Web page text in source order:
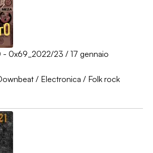
- 0x69_2022/23 / 17 gennaio
/ Electronica / Folk rock